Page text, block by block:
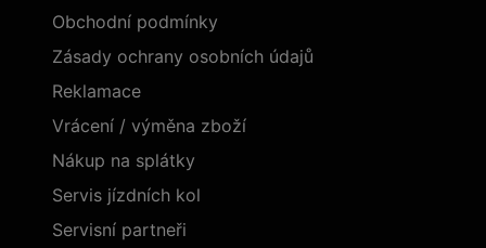
Obchodní podmínky
Zásady ochrany osobních údajů
Reklamace
Vrácení / výměna zboží
Nákup na splátky
Servis jízdních kol
Servisní partneři